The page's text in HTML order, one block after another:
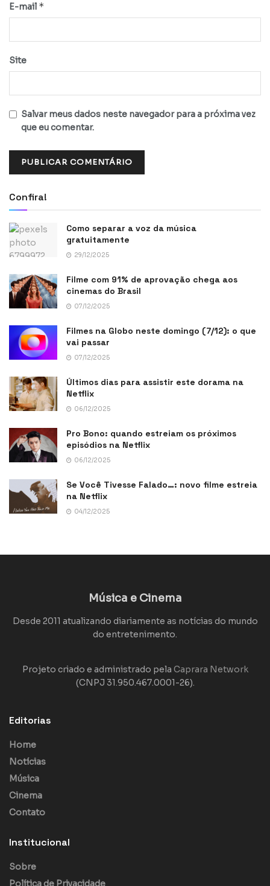
E-mail *
Site
Salvar meus dados neste navegador para a próxima vez
que eu comentar.
Confira!
Como separar a voz da música
gratuitamente
29/12/2025
Filme com 91% de aprovação chega aos
cinemas do Brasil
07/12/2025
Filmes na Globo neste domingo (7/12): o que
vai passar
07/12/2025
Últimos dias para assistir este dorama na
Netflix
06/12/2025
Pro Bono: quando estreiam os próximos
episódios na Netflix
06/12/2025
Se Você Tivesse Falado…: novo filme estreia
na Netflix
04/12/2025
Música e Cinema
Desde 2011 atualizando diariamente as notícias do mundo
do entretenimento.
Projeto criado e administrado pela Caprara Network
(CNPJ 31.950.467.0001-26).
Editorias
Home
Notícias
Música
Cinema
Contato
Institucional
Sobre
Política de Privacidade